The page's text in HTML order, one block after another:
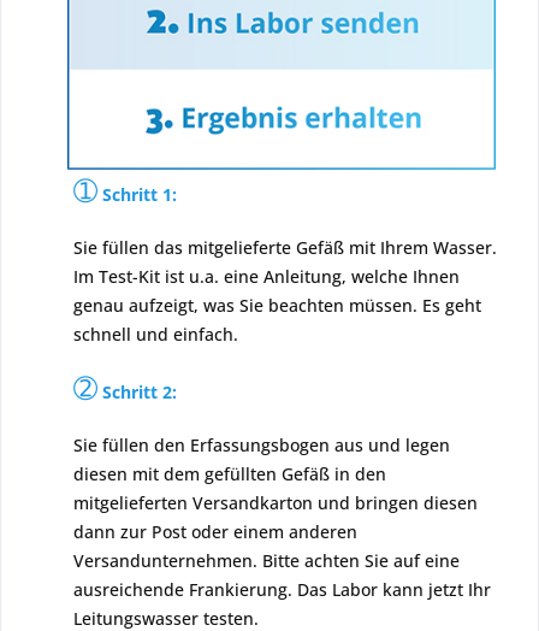
➀ Schritt 1:
Sie füllen das mitgelieferte Gefäß mit Ihrem Wasser.
Im Test-Kit ist u.a. eine Anleitung, welche Ihnen
genau aufzeigt, was Sie beachten müssen. Es geht
schnell und einfach.
➁ Schritt 2:
Sie füllen den Erfassungsbogen aus und legen
diesen mit dem gefüllten Gefäß in den
mitgelieferten Versandkarton und bringen diesen
dann zur Post oder einem anderen
Versandunternehmen. Bitte achten Sie auf eine
ausreichende Frankierung. Das Labor kann jetzt Ihr
Leitungswasser testen.